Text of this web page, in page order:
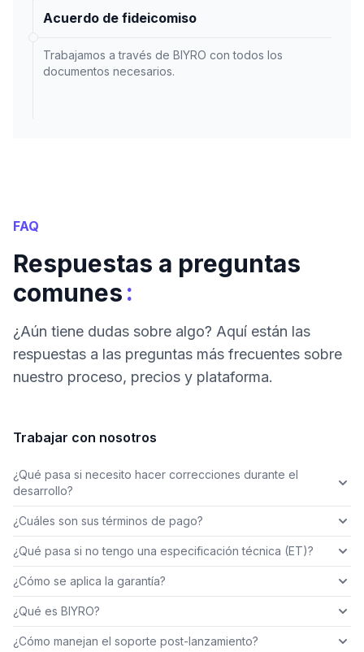
Acuerdo de fideicomiso
Trabajamos a través de BIYRO con todos los
documentos necesarios.
FAQ
Respuestas a preguntas
comunes:
¿Aún tiene dudas sobre algo? Aquí están las
respuestas a las preguntas más frecuentes sobre
nuestro proceso, precios y plataforma.
Trabajar con nosotros
¿Qué pasa si necesito hacer correcciones durante el
desarrollo?
¿Cuáles son sus términos de pago?
¿Qué pasa si no tengo una especificación técnica (ET)?
¿Cómo se aplica la garantía?
¿Qué es BIYRO?
¿Cómo manejan el soporte post-lanzamiento?